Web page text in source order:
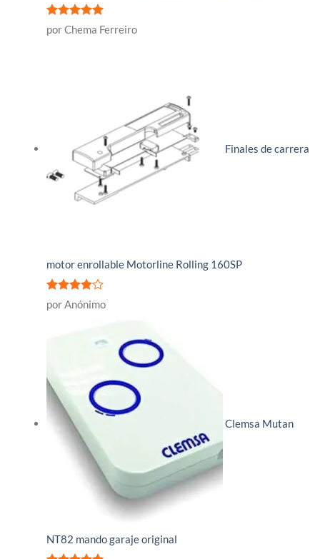
Valorado
con
por Chema Ferreiro
Finales de carrera
motor enrollable Motorline Rolling 160SP
Valorado
con
por Anónimo
Clemsa Mutan
NT82 mando garaje original